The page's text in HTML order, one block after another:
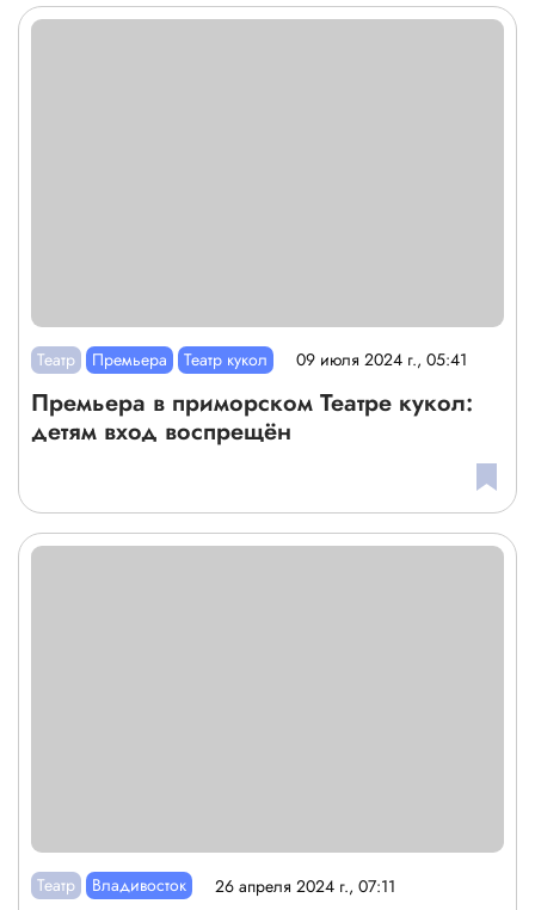
Театр Премьера Театр кукол 09 июля 2024 г., 05:41
Премьера в приморском Театре кукол:
детям вход воспрещён
Театр Владивосток 26 апреля 2024 г., 07:11